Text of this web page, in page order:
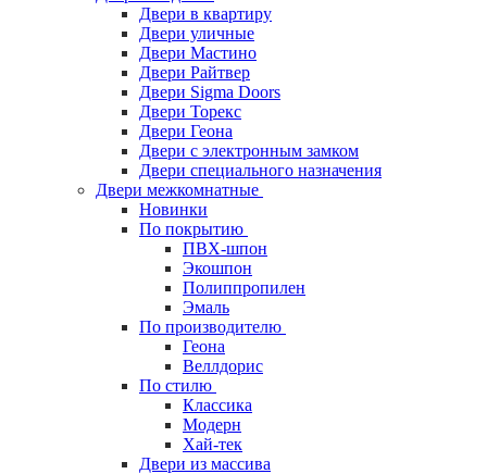
Двери в квартиру
Двери уличные
Двери Мастино
Двери Райтвер
Двери Sigma Doors
Двери Торекс
Двери Геона
Двери с электронным замком
Двери специального назначения
Двери межкомнатные
Новинки
По покрытию
ПВХ-шпон
Экошпон
Полиппропилен
Эмаль
По производителю
Геона
Веллдорис
По стилю
Классика
Модерн
Хай-тек
Двери из массива